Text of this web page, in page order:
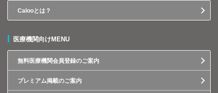
Calooとは？
医療機関向けMENU
無料医療機関会員登録のご案内
プレミアム掲載のご案内